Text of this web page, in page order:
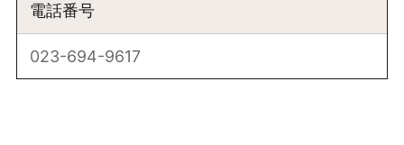
電話番号
023-694-9617